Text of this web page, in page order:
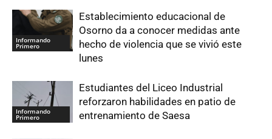
Informando
Primero
Establecimiento educacional de
Osorno da a conocer medidas ante
hecho de violencia que se vivió este
lunes
Informando
Primero
Estudiantes del Liceo Industrial
reforzaron habilidades en patio de
entrenamiento de Saesa